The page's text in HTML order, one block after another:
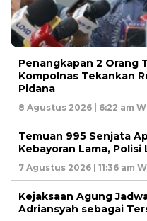
Penangkapan 2 Orang
Kompolnas Tekankan
Pidana
8 Agustus 2026 | 6:22 am
Temuan 995 Senjata
Kebayoran Lama,
7 Agustus 2026 | 11:36 am
Kejaksaan Agung
Adriansyah sebagai